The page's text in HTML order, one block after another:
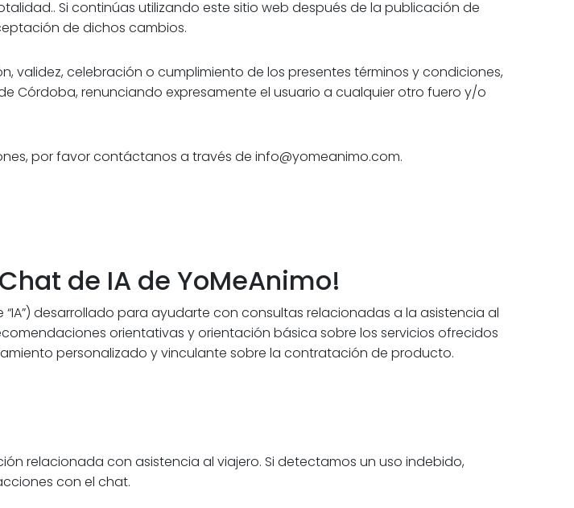
Si continúas utilizando este sitio web después de la publicación de
de dichos cambios.
celebración o cumplimiento de los presentes términos y condiciones,
Córdoba, renunciando expresamente el usuario a cualquier otro fuero y/o
por favor contáctanos a través de info@yomeanimo.com.
de IA de YoMeAnimo!
desarrollado para ayudarte con consultas relacionadas a la asistencia al
orientativas y orientación básica sobre los servicios ofrecidos
personalizado y vinculante sobre la contratación de producto.
relacionada con asistencia al viajero. Si detectamos un uso indebido,
con el chat.